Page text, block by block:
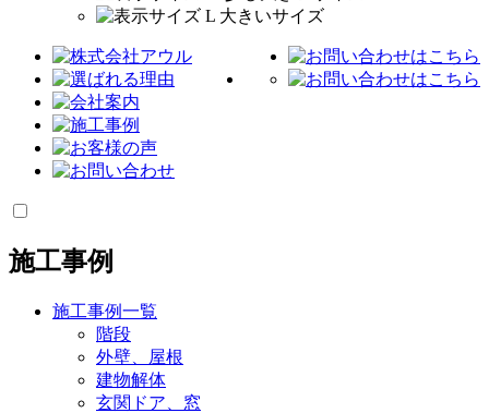
施工事例
施工事例一覧
階段
外壁、屋根
建物解体
玄関ドア、窓